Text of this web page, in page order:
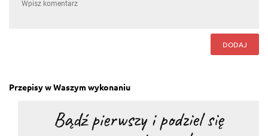
DODAJ
Przepisy w Waszym wykonaniu